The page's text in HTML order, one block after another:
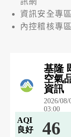
資訊安全專區
內控稽核專區